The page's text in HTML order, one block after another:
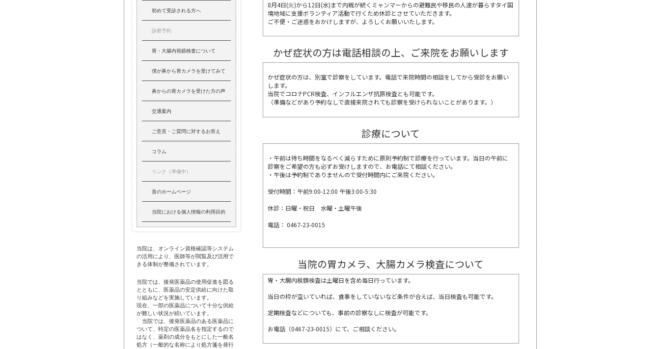
8月4日(火)から12日(水)まで内戦が続くミャンマーからの避難民や移民の人達が暮らすタイ国
境地域に支援ボランティア活動で行くため休診とさせていただきます。
ご不便・ご迷惑をおかけしますが、よろしくお願いいたします。
かぜ症状の方は電話相談の上、ご来院をお願いします
かぜ症状の方は、 別室で診察をしています。電話で来院時間の相談を してから受診をお願い
します。
当院でコロナPCR検査、インフルエンザ抗原検査とも可能です。
（準備などがあり予約なしで直接来院されても診察を受けられないことがあります。）
診療について
・午前は待ち時間をなるべく減らすために原則予約制で診療を行っています。当日の午前に
診察をご希望の方も必ずお受けしますので、お電話にて相談ください。
・午後は予約制でありませんので受付時間内にご来院ください。
受付時間：午前9:00-12:00 午後3:00-5:30
休診：日曜・祝日 水曜・土曜午後
電話： 0467-23-0015
当院の胃カメラ、大腸カメラ検査について
胃・大腸内視鏡検査は土曜日を含め毎日行っています。
当日の枠が空いていれば、食事をしていないなど条件が合えば、当日検査も可能です。
定期検査などについても、事前の診察なしに検査が可能です。
お電話（0467-23-0015）にて、ご相談ください。
初めて受診される方へ
診察予約
胃・大腸内視鏡検査について
僕が鼻から胃カメラを受けてみて
鼻からの胃カメラを受けた方の声
交通案内
ご意見・ご質問に対するお答え
コラム
リンク（準備中）
昔のホームページ
当院における個人情報の利用目的
当院は、オンライン資格確認等システム
の活用により、医師等が閲覧及び活用で
きる体制が整備されています。
当院では、後発医薬品の使用促進を図る
とともに、医薬品の安定供給に向けた取
り組みなどを実施しています。
現在、一部の医薬品について十分な供給
が難しい状況が続いています。
当院では、後発医薬品のある医薬品に
ついて、特定の医薬品名を指定するので
はなく、薬剤の成分をもとにした一般名
処方（一般的な名称により処方箋を発行